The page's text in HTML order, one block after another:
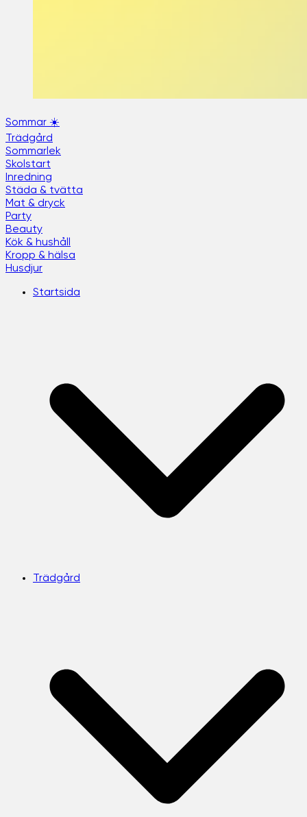
Sommar ☀️
Trädgård
Sommarlek
Skolstart
Inredning
Städa & tvätta
Mat & dryck
Party
Beauty
Kök & hushåll
Kropp & hälsa
Husdjur
Startsida
Trädgård